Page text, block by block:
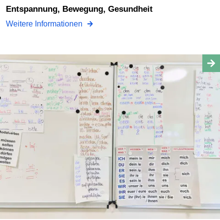
Entspannung, Bewegung, Gesundheit
Weitere Informationen